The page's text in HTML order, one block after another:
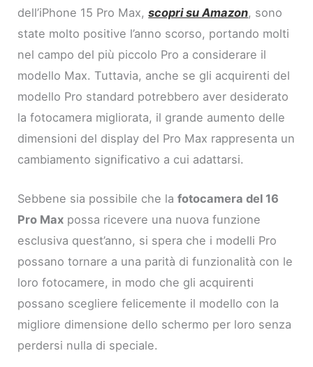
dell’iPhone 15 Pro Max,scopri su Amazon, sono
state molto positive l’anno scorso, portando molti
nel campo del più piccolo Pro a considerare il
modello Max. Tuttavia, anche se gli acquirenti del
modello Pro standard potrebbero aver desiderato
la fotocamera migliorata, il grande aumento delle
dimensioni del display del Pro Max rappresenta un
cambiamento significativo a cui adattarsi.
Sebbene sia possibile che lafotocamera del 16
Pro Max possa ricevere una nuova funzione
esclusiva quest’anno, si spera che i modelli Pro
possano tornare a una parità di funzionalità con le
loro fotocamere, in modo che gli acquirenti
possano scegliere felicemente il modello con la
migliore dimensione dello schermo per loro senza
perdersi nulla di speciale.